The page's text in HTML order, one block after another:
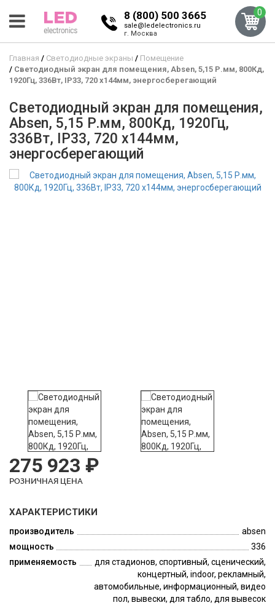
8 (800) 500 3665
sale@ledelectronics.ru
г. Москва
0
Главная Светодиодные экраны
Помещение
Светодиодный экран для помещения, Absen, 5,15 Р.мм, 800Кд,
1920Гц, 336Вт, IP33, 720 x144мм, энергосберегающий
Светодиодный экран для помещения,
Absen, 5,15 Р.мм, 800Кд, 1920Гц,
336Вт, IP33, 720 x144мм,
энергосберегающий
275 923 ₽
РОЗНИЧНАЯ ЦЕНА
ХАРАКТЕРИСТИКИ
производитель
absen
мощность
336
применяемость
для стадионов, спортивный, сценический,
концертный, indoor, рекламный,
автомобильные, информационный, видео
пол, вывески, для табло, для вывесок